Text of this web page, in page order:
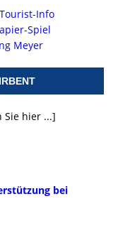
Info
Spiel
Meyer
Sie hier ...]
bei